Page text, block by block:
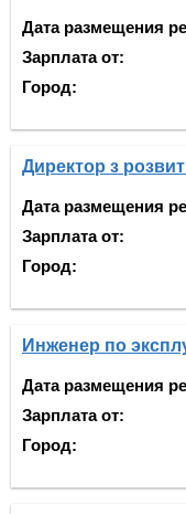
Дата размещения
Зарплата от:
Город:
Директор з
Дата размещения
Зарплата от:
Город:
Инженер по
Дата размещения
Зарплата от:
Город: